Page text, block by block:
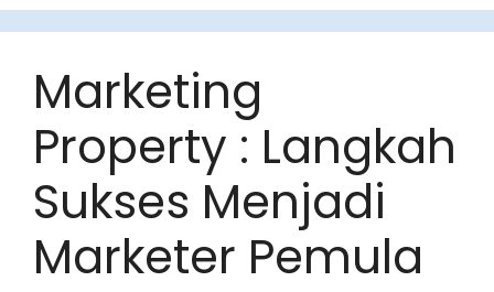
Marketing
Property : Langkah
Sukses Menjadi
Marketer Pemula